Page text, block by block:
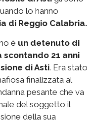
lo hanno
di Reggio Calabria.
è un detenuto di
21 anni
di Asti. Era stato
finalizzata al
pesante che va
del soggetto il
della sua